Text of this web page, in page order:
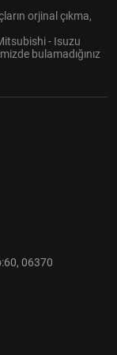
orjinal çıkma,
- Isuzu
bulamadığınız
06370